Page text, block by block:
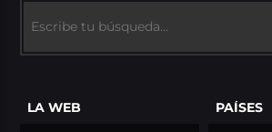
LA WEB PAÍSES